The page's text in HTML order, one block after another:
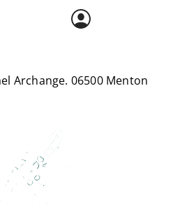
Archange. 06500 Menton